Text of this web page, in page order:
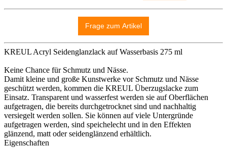
KREUL Acryl Seidenglanzlack auf Wasserbasis 275 ml
Keine Chance für Schmutz und Nässe.
Damit kleine und große Kunstwerke vor Schmutz und Nässe
geschützt werden, kommen die KREUL Überzugslacke zum
Einsatz. Transparent und wasserfest werden sie auf Oberflächen
aufgetragen, die bereits durchgetrocknet sind und nachhaltig
versiegelt werden sollen. Sie können auf viele Untergründe
aufgetragen werden, sind speichelecht und in den Effekten
glänzend, matt oder seidenglänzend erhältlich.
Eigenschaften